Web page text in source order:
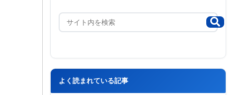
よく読まれている記事